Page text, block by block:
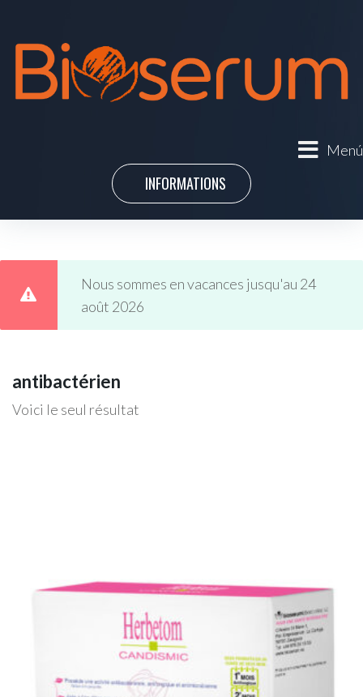
Menú
INFORMATIONS
Nous sommes en vacances jusqu'au 24
août 2026
antibactérien
Voici le seul résultat